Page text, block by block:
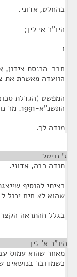
בהחלט, אדוני.
היו"ר אי לין;
ו
חבר-הכנסת צידון,
הוועדה מאשרת את
המפשט (הגדלת
התשנ"א-1991. מר נויפלד, אני
מודה לך.
ג' נויטל
תודה רבה, אדוני.
רציתי להוסיף
שהוא לא חיח יכול
בגלל חהתראה
היו"ר א' לין
מאחר שהוא עמוס
כשמדובר בנושאים